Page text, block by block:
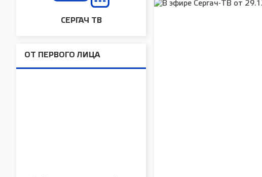
СЕРГАЧ ТВ
ОТ ПЕРВОГО ЛИЦА